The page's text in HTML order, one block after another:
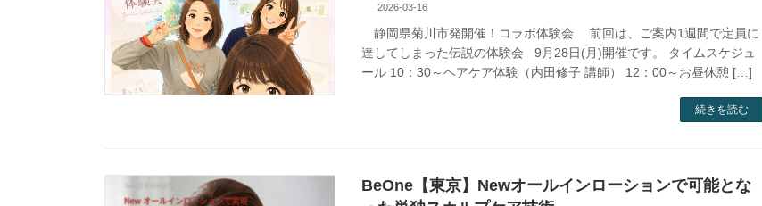
2026-03-16
静岡県菊川市発開催！コラボ体験会 前回は、ご案内1週間で定員に
達してしまった伝説の体験会 9月28日(月)開催です。 タイムスケジュ
ール 10：30～ヘアケア体験（内田修子 講師） 12：00～お昼休憩 […]
続きを読む
BeOne【東京】Newオールインローションで可能とな